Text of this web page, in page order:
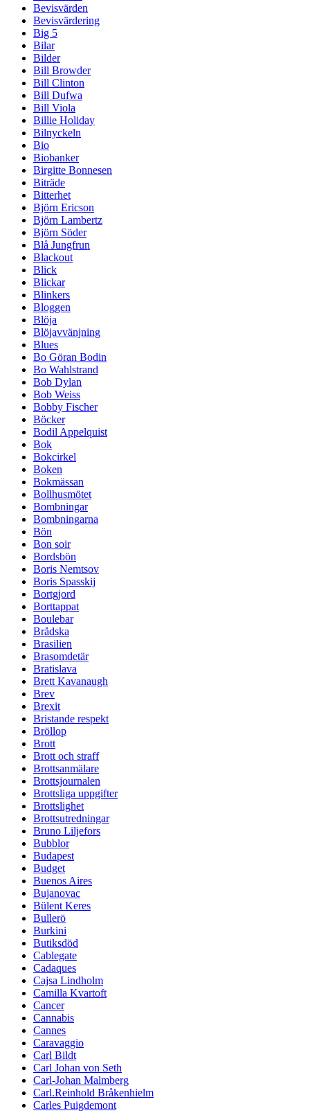
Bevisvärden
Bevisvärdering
Big 5
Bilar
Bilder
Bill Browder
Bill Clinton
Bill Dufwa
Bill Viola
Billie Holiday
Bilnyckeln
Bio
Biobanker
Birgitte Bonnesen
Biträde
Bitterhet
Björn Ericson
Björn Lambertz
Björn Söder
Blå Jungfrun
Blackout
Blick
Blickar
Blinkers
Bloggen
Blöja
Blöjavvänjning
Blues
Bo Göran Bodin
Bo Wahlstrand
Bob Dylan
Bob Weiss
Bobby Fischer
Böcker
Bodil Appelquist
Bok
Bokcirkel
Boken
Bokmässan
Bollhusmötet
Bombningar
Bombningarna
Bön
Bon soir
Bordsbön
Boris Nemtsov
Boris Spasskij
Bortgjord
Borttappat
Boulebar
Brådska
Brasilien
Brasomdetär
Bratislava
Brett Kavanaugh
Brev
Brexit
Bristande respekt
Bröllop
Brott
Brott och straff
Brottsanmälare
Brottsjournalen
Brottsliga uppgifter
Brottslighet
Brottsutredningar
Bruno Liljefors
Bubblor
Budapest
Budget
Buenos Aires
Bujanovac
Bülent Keres
Bullerö
Burkini
Butiksdöd
Cablegate
Cadaques
Cajsa Lindholm
Camilla Kvartoft
Cancer
Cannabis
Cannes
Caravaggio
Carl Bildt
Carl Johan von Seth
Carl-Johan Malmberg
Carl.Reinhold Bråkenhielm
Carles Puigdemont